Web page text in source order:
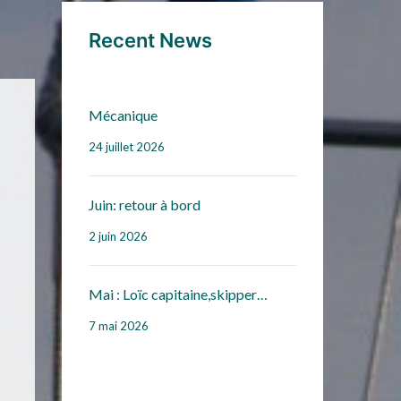
Recent News
Mécanique
24 juillet 2026
Juin: retour à bord
2 juin 2026
Mai : Loïc capitaine,skipper…
7 mai 2026